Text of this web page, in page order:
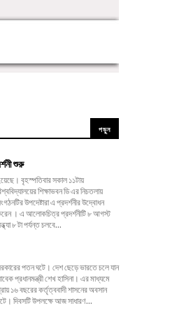
পড়ুন
শুরু
৮ টা পর্যন্ত চলবে...
দিবসটি উপলক্ষে আজ সাধারণ...